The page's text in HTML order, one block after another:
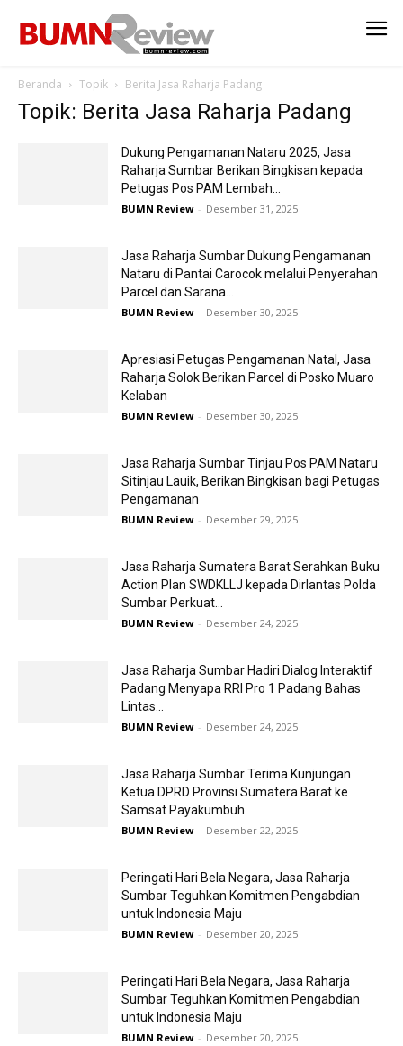
Beranda Topik Berita Jasa Raharja Padang
Topik: Berita Jasa Raharja Padang
Dukung Pengamanan Nataru 2025, Jasa
Raharja Sumbar Berikan Bingkisan kepada
Petugas Pos PAM Lembah...
BUMN Review - Desember 31, 2025
Jasa Raharja Sumbar Dukung Pengamanan
Nataru di Pantai Carocok melalui Penyerahan
Parcel dan Sarana...
BUMN Review - Desember 30, 2025
Apresiasi Petugas Pengamanan Natal, Jasa
Raharja Solok Berikan Parcel di Posko Muaro
Kelaban
BUMN Review - Desember 30, 2025
Jasa Raharja Sumbar Tinjau Pos PAM Nataru
Sitinjau Lauik, Berikan Bingkisan bagi Petugas
Pengamanan
BUMN Review - Desember 29, 2025
Jasa Raharja Sumatera Barat Serahkan Buku
Action Plan SWDKLLJ kepada Dirlantas Polda
Sumbar Perkuat...
BUMN Review - Desember 24, 2025
Jasa Raharja Sumbar Hadiri Dialog Interaktif
Padang Menyapa RRI Pro 1 Padang Bahas
Lintas...
BUMN Review - Desember 24, 2025
Jasa Raharja Sumbar Terima Kunjungan
Ketua DPRD Provinsi Sumatera Barat ke
Samsat Payakumbuh
BUMN Review - Desember 22, 2025
Peringati Hari Bela Negara, Jasa Raharja
Sumbar Teguhkan Komitmen Pengabdian
untuk Indonesia Maju
BUMN Review - Desember 20, 2025
Peringati Hari Bela Negara, Jasa Raharja
Sumbar Teguhkan Komitmen Pengabdian
untuk Indonesia Maju
BUMN Review - Desember 20, 2025